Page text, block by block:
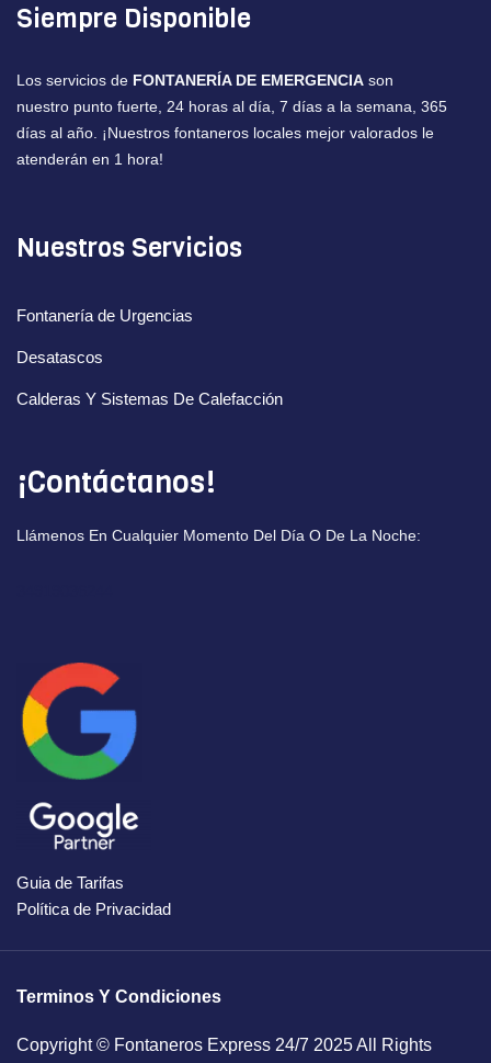
Siempre Disponible
Los servicios de FONTANERÍA DE EMERGENCIA son
nuestro punto fuerte, 24 horas al día, 7 días a la semana, 365
días al año. ¡Nuestros fontaneros locales mejor valorados le
atenderán en 1 hora!
Nuestros Servicios
Fontanería de Urgencias
Desatascos
Calderas Y Sistemas De Calefacción
¡Contáctanos!
Llámenos En Cualquier Momento Del Día O De La Noche:
Guia de Tarifas
Política de Privacidad
Terminos Y Condiciones
Copyright © Fontaneros Express 24/7 2025 All Rights